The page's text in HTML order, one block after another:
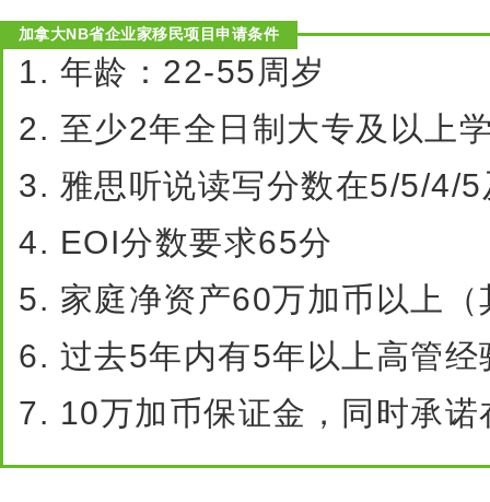
加拿大NB省企业家移民项目申请条件
1. 年龄： 22-55周岁
2. 至少2年全日制大专及以上
3. 雅思听说读写分数在5/5/4/5
4. EOI分数要求65分
5. 家庭净资产60万加币以上（
6. 过去5年内有5年以上高管经
7. 10万加币保证金，同时承诺